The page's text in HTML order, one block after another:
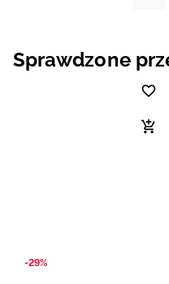
Sprawdzone
-29%